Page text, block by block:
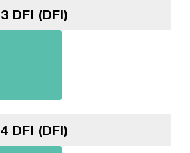
3 DFI (DFI)
4 DFI (DFI)